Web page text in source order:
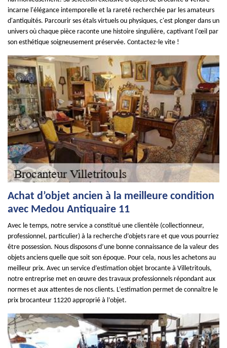
incarne l'élégance intemporelle et la rareté recherchée par les amateurs
d'antiquités. Parcourir ses étals virtuels ou physiques, c'est plonger dans un
univers où chaque pièce raconte une histoire singulière, captivant l'œil par
son esthétique soigneusement préservée. Contactez-le vite !
Achat d’objet ancien à la meilleure condition
avec Medou Antiquaire 11
Avec le temps, notre service a constitué une clientèle (collectionneur,
professionnel, particulier) à la recherche d’objets rare et que vous pourriez
être possession. Nous disposons d’une bonne connaissance de la valeur des
objets anciens quelle que soit son époque. Pour cela, nous les achetons au
meilleur prix. Avec un service d’estimation objet brocante à Villetritouls,
notre entreprise met en œuvre des travaux professionnels répondant aux
normes et aux attentes de nos clients. L’estimation permet de connaître le
prix brocanteur 11220 approprié à l’objet.